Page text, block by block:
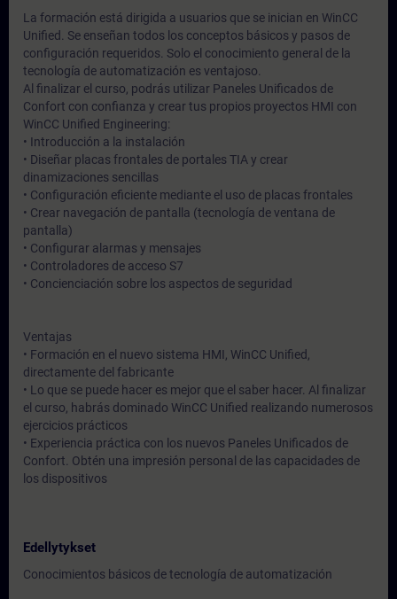
La formación está dirigida a usuarios que se inician en WinCC
Unified. Se enseñan todos los conceptos básicos y pasos de
configuración requeridos. Solo el conocimiento general de la
tecnología de automatización es ventajoso.
Al finalizar el curso, podrás utilizar Paneles Unificados de
Confort con confianza y crear tus propios proyectos HMI con
WinCC Unified Engineering:
• Introducción a la instalación
• Diseñar placas frontales de portales TIA y crear
dinamizaciones sencillas
• Configuración eficiente mediante el uso de placas frontales
• Crear navegación de pantalla (tecnología de ventana de
pantalla)
• Configurar alarmas y mensajes
• Controladores de acceso S7
• Concienciación sobre los aspectos de seguridad
Ventajas
• Formación en el nuevo sistema HMI, WinCC Unified,
directamente del fabricante
• Lo que se puede hacer es mejor que el saber hacer. Al finalizar
el curso, habrás dominado WinCC Unified realizando numerosos
ejercicios prácticos
• Experiencia práctica con los nuevos Paneles Unificados de
Confort. Obtén una impresión personal de las capacidades de
los dispositivos
Edellytykset
Conocimientos básicos de tecnología de automatización